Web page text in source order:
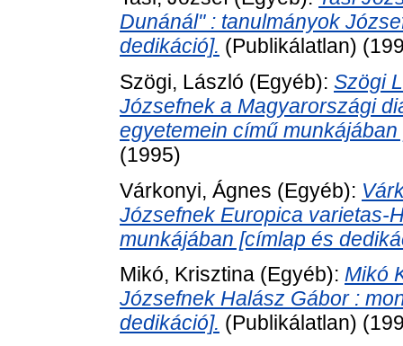
Dunánál" : tanulmányok
dedikáció]. (Publikálatlan)
Szögi, László (Egyéb): Szögi
Józsefnek a Magyarországi
egyetemein című
(1995)
Várkonyi, Ágnes (Egyéb):
Józsefnek Europica varietas-
munkájában [címlap és
Mikó, Krisztina (Egyéb): Mikó
Józsefnek Halász Gábor :
dedikáció]. (Publikálatlan)